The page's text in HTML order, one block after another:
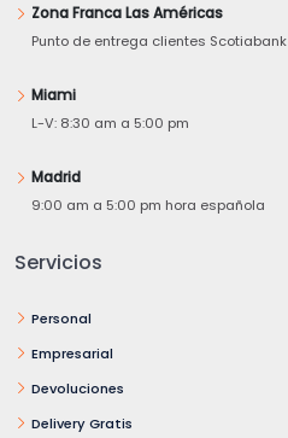
Zona Franca Las Américas
Punto de entrega clientes Scotiabank
Miami
L-V: 8:30 am a 5:00 pm
Madrid
9:00 am a 5:00 pm hora española
Servicios
Personal
Empresarial
Devoluciones
Delivery Gratis